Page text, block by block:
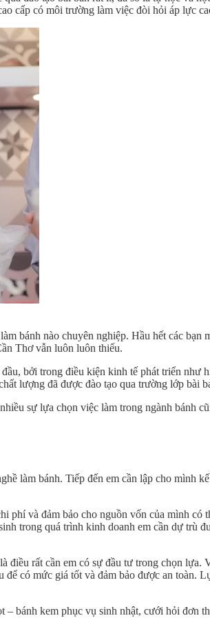
cấp có môi trường làm việc đòi hỏi áp lực
bánh nào chuyên nghiệp. Hầu hết các bạn
Thơ vẫn luôn luôn thiếu.
bởi trong điều kiện kinh tế phát triển như
lượng đã được đào tạo qua trường lớp bài
sự lựa chọn việc làm trong ngành bánh
làm bánh. Tiếp đến em cần lập cho mình
và đảm bảo cho nguồn vốn của mình có
trong quá trình kinh doanh em cần dự trù
điều rất cần em có sự đầu tư trong chọn
có mức giá tốt và đảm bảo được an toàn.
bánh kem phục vụ sinh nhật, cưới hỏi đơn